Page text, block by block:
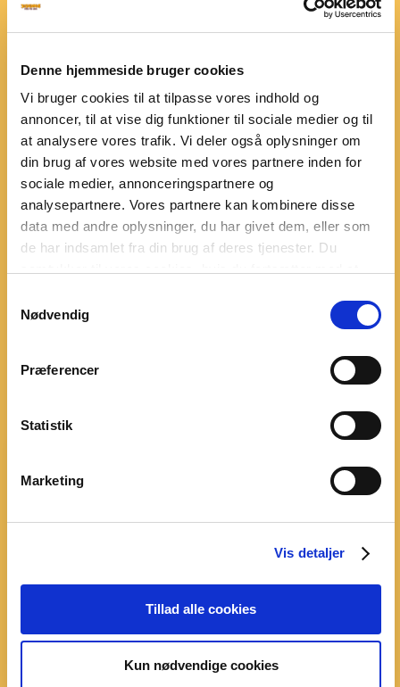
Denne hjemmeside bruger cookies
Vi bruger cookies til at tilpasse vores indhold og
annoncer, til at vise dig funktioner til sociale medier og til
at analysere vores trafik. Vi deler også oplysninger om
din brug af vores website med vores partnere inden for
sociale medier, annonceringspartnere og
analysepartnere. Vores partnere kan kombinere disse
data med andre oplysninger, du har givet dem, eller som
de har indsamlet fra din brug af deres tjenester. Du
Nødvendig
Præferencer
Statistik
Marketing
Vis detaljer
Tillad alle cookies
Kun nødvendige cookies
Shows og underholdning
vennerne eller er det forlysterne eller blomsterne der
trækker?
Læs mere om aktiviteter